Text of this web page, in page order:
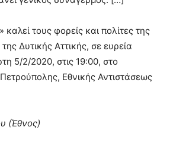
τους φορείς και πολίτες της
Δυτικής Αττικής, σε ευρεία
5/2/2020, στις 19:00, στο
Πετρούπολης, Εθνικής Αντιστάσεως
(Έθνος)